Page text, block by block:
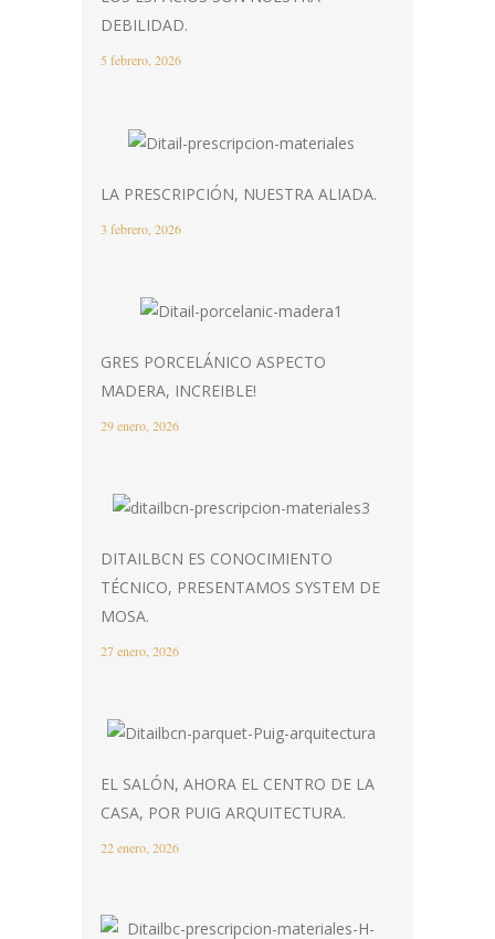
DEBILIDAD.
5 febrero, 2026
LA PRESCRIPCIÓN, NUESTRA ALIADA.
3 febrero, 2026
GRES PORCELÁNICO ASPECTO
MADERA, INCREIBLE!
29 enero, 2026
DITAILBCN ES CONOCIMIENTO
TÉCNICO, PRESENTAMOS SYSTEM DE
MOSA.
27 enero, 2026
EL SALÓN, AHORA EL CENTRO DE LA
CASA, POR PUIG ARQUITECTURA.
22 enero, 2026